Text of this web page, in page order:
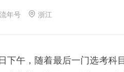
年号 浙江
下午，随着最后一门选考科